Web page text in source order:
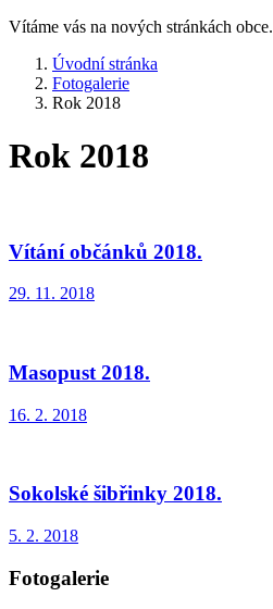
Vítáme vás na nových stránkách obce.
Úvodní stránka
Fotogalerie
Rok 2018
Rok 2018
Vítání občánků 2018.
29. 11. 2018
Masopust 2018.
16. 2. 2018
Sokolské šibřinky 2018.
5. 2. 2018
Fotogalerie